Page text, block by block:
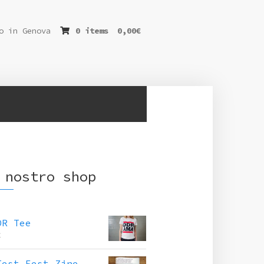
in Genova 0 items 0,00€
shop
Tee